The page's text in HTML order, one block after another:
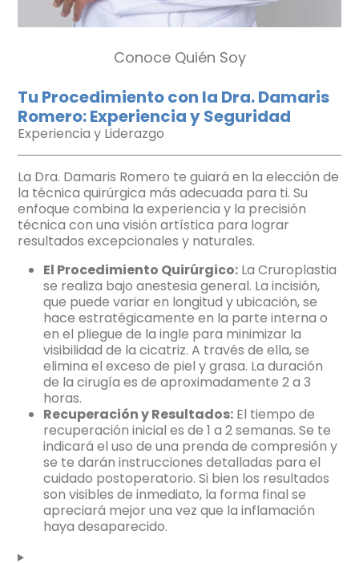
Conoce Quién Soy
Tu Procedimiento con la Dra. Damaris
Romero: Experiencia y Seguridad
Experiencia y Liderazgo
La Dra. Damaris Romero te guiará en la elección de
la técnica quirúrgica más adecuada para ti. Su
enfoque combina la experiencia y la precisión
técnica con una visión artística para lograr
resultados excepcionales y naturales.
El Procedimiento Quirúrgico: La Cruroplastia
se realiza bajo anestesia general. La incisión,
que puede variar en longitud y ubicación, se
hace estratégicamente en la parte interna o
en el pliegue de la ingle para minimizar la
visibilidad de la cicatriz. A través de ella, se
elimina el exceso de piel y grasa. La duración
de la cirugía es de aproximadamente 2 a 3
horas.
Recuperación y Resultados: El tiempo de
recuperación inicial es de 1 a 2 semanas. Se te
indicará el uso de una prenda de compresión y
se te darán instrucciones detalladas para el
cuidado postoperatorio. Si bien los resultados
son visibles de inmediato, la forma final se
apreciará mejor una vez que la inflamación
haya desaparecido.